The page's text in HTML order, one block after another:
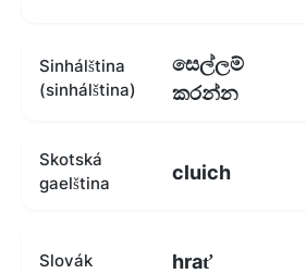
Sinhálština
(sinhálština)
සෙල්ලම්
කරන්න
Skotská
gaelština
cluich
Slovák hrať